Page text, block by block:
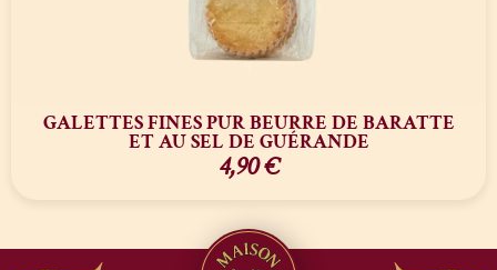
GALETTES FINES PUR BEURRE DE BARATTE
ET AU SEL DE GUÉRANDE
4,90€